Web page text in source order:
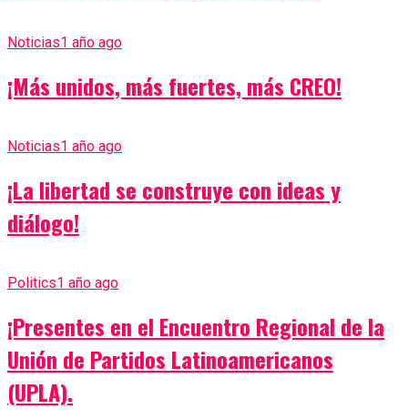
Noticias1 año ago
¡Más unidos, más fuertes, más CREO!
Noticias1 año ago
¡La libertad se construye con ideas y
diálogo!
Politics1 año ago
¡Presentes en el Encuentro Regional de la
Unión de Partidos Latinoamericanos
(UPLA).